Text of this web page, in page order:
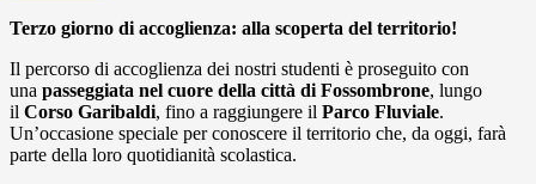
Terzo giorno di accoglienza: alla scoperta del territorio!
Il percorso di accoglienza dei nostri studenti è proseguito con
una passeggiata nel cuore della città di Fossombrone, lungo
il Corso Garibaldi, fino a raggiungere il Parco Fluviale.
Un’occasione speciale per conoscere il territorio che, da oggi, farà
parte della loro quotidianità scolastica.